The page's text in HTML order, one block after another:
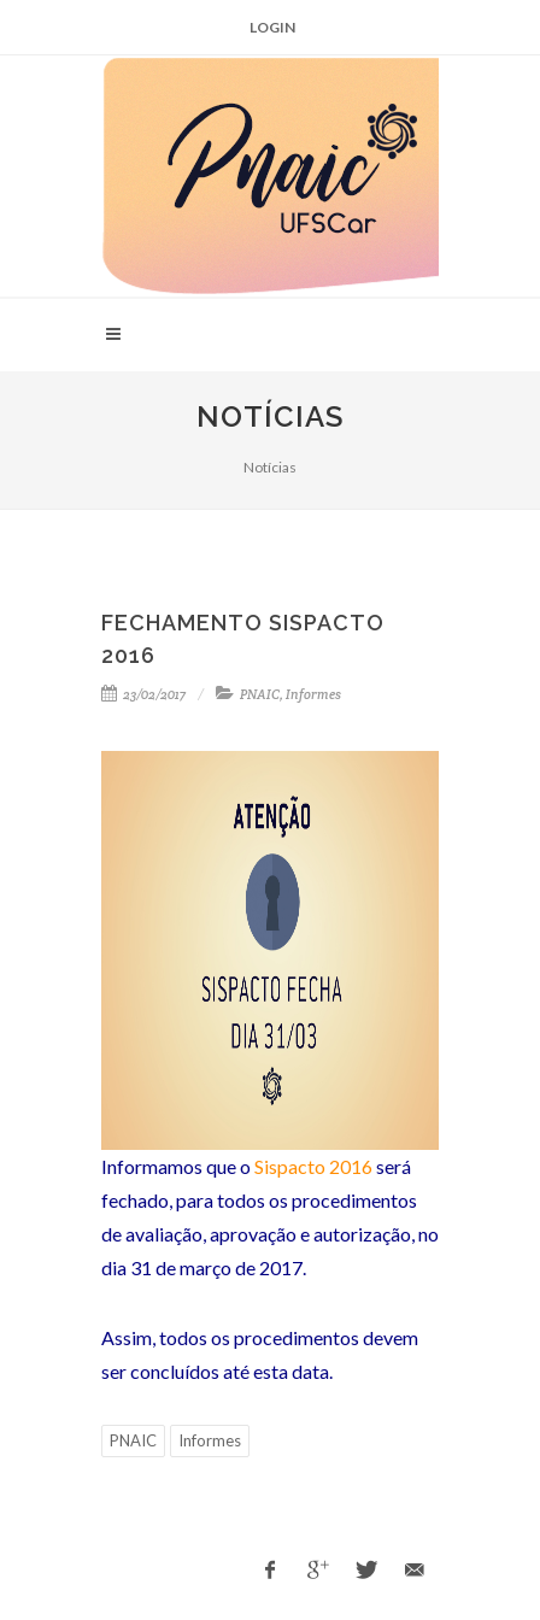
LOGIN
NOTÍCIAS
Notícias
FECHAMENTO SISPACTO
2016
23/02/2017 PNAIC, Informes
Informamos que oSispacto 2016será
fechado, para todos os procedimentos
de avaliação, aprovação e autorização, no
dia 31 de março de 2017.
Assim, todos os procedimentos devem
ser concluídos até esta data.
PNAIC Informes